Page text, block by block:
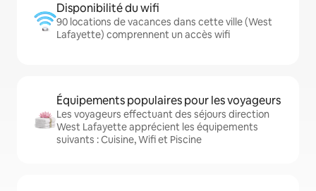
Disponibilité du wifi
90 locations de vacances dans cette ville (West
Lafayette) comprennent un accès wifi
Équipements populaires pour les voyageurs
Les voyageurs effectuant des séjours direction
West Lafayette apprécient les équipements
suivants : Cuisine, Wifi et Piscine